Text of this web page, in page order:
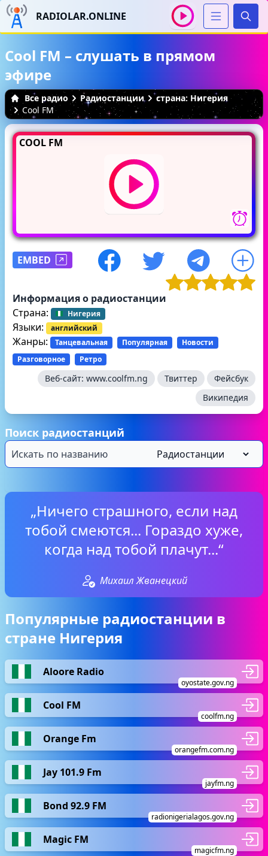
RADIOLAR.ONLINE
Cool FM – слушать в прямом
эфире
Все радио Радиостанции
страна: Нигерия
Cool FM
COOL FM
EMBED
Информация о радиостанции
Страна:
Нигерия
Языки: английский
Жанры: Танцевальная Популярная
Новости
Разговорное
Ретро
Веб-сайт: www.coolfm.ng Твиттер
Фейсбук
Википедия
Поиск радиостанций
„Ничего страшного, если над
тобой смеются... Гораздо хуже,
когда над тобой плачут...“
Михаил Жванецкий
Популярные радиостанции в
стране Нигерия
Aloore Radio
oyostate.gov.ng
Cool FM
coolfm.ng
Orange Fm
orangefm.com.ng
Jay 101.9 Fm
jayfm.ng
Bond 92.9 FM
radionigerialagos.gov.ng
Magic FM
magicfm.ng